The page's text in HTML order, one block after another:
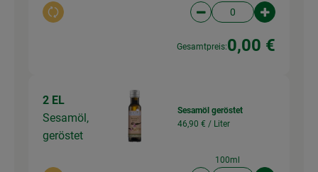
Auswahl ändern Artikelanzahl
Gesamtpreis:0,00 €
2 EL
Sesamöl,
geröstet
Sesamöl geröstet
46,90 € / Liter
100ml